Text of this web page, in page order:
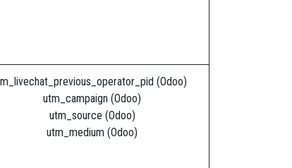
(Odoo)
utm_campaign (Odoo)
utm_source (Odoo)
utm_medium (Odoo)